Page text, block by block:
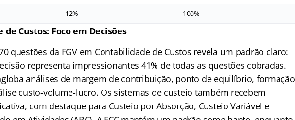
12% 100%
de Custos: Foco em Decisões
questões da FGV em Contabilidade de Custos revela um padrão claro:
representa impressionantes 41% de todas as questões cobradas.
análises de margem de contribuição, ponto de equilíbrio, formação
custo-volume-lucro. Os sistemas de custeio também recebem
com destaque para Custeio por Absorção, Custeio Variável e